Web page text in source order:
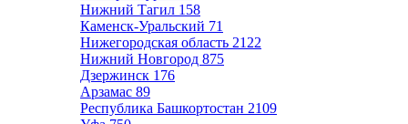
Нижний Тагил 158
Каменск-Уральский 71
Нижегородская область 2122
Нижний Новгород 875
Дзержинск 176
Арзамас 89
Республика Башкортостан 2109